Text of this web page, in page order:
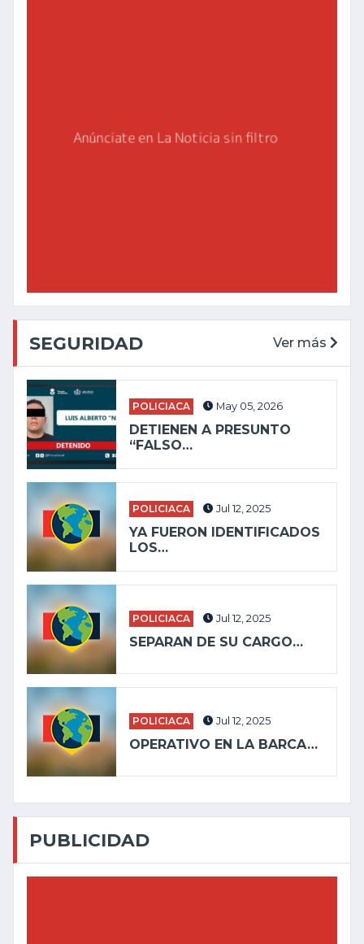
SEGURIDAD Ver más
POLICIACA May 05, 2026
DETIENEN A PRESUNTO
“FALSO…
POLICIACA Jul 12, 2025
YA FUERON IDENTIFICADOS
LOS…
POLICIACA Jul 12, 2025
SEPARAN DE SU CARGO…
POLICIACA Jul 12, 2025
OPERATIVO EN LA BARCA…
PUBLICIDAD